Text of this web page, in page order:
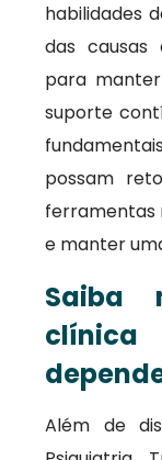
habilidades
das causas
para
suporte
possam
ferramentas
e manter
Saiba
Além de